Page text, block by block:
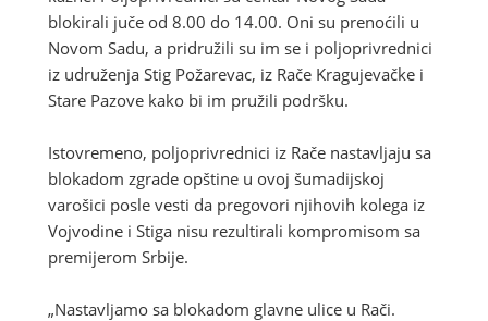
blokirali juče od 8.00 do 14.00. Oni su prenoćili u
Novom Sadu, a pridružili su im se i poljoprivrednici
iz udruženja Stig Požarevac, iz Rače Kragujevačke i
Stare Pazove kako bi im pružili podršku.
Istovremeno, poljoprivrednici iz Rače nastavljaju sa
blokadom zgrade opštine u ovoj šumadijskoj
varošici posle vesti da pregovori njihovih kolega iz
Vojvodine i Stiga nisu rezultirali kompromisom sa
premijerom Srbije.
„Nastavljamo sa blokadom glavne ulice u Rači.